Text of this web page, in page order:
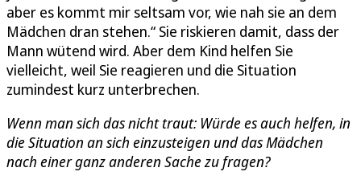
aber es kommt mir seltsam vor, wie nah sie an dem
Mädchen dran stehen.“ Sie riskieren damit, dass der
Mann wütend wird. Aber dem Kind helfen Sie
vielleicht, weil Sie reagieren und die Situation
zumindest kurz unterbrechen.
Wenn man sich das nicht traut: Würde es auch helfen, in
die Situation an sich einzusteigen und das Mädchen
nach einer ganz anderen Sache zu fragen?